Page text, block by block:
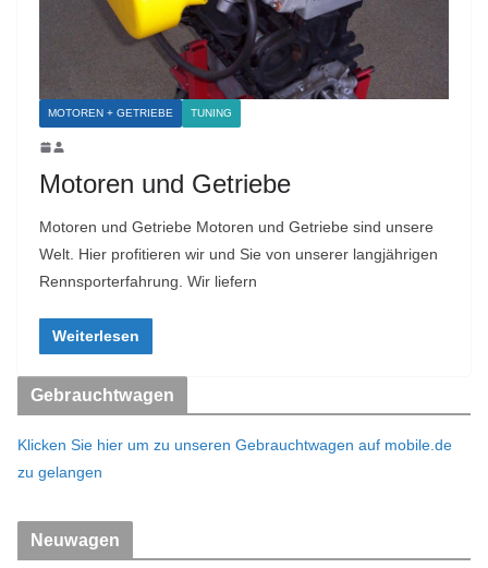
MOTOREN + GETRIEBE TUNING
Motoren und Getriebe
Motoren und Getriebe Motoren und Getriebe sind unsere
Welt. Hier profitieren wir und Sie von unserer langjährigen
Rennsporterfahrung. Wir liefern
Weiterlesen
Gebrauchtwagen
Klicken Sie hier um zu unseren Gebrauchtwagen auf mobile.de
zu gelangen
Neuwagen